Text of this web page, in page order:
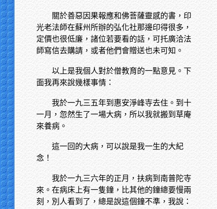
關於善惡因果報應和佛菩薩靈感的書，印
光老法師在蘇州所辦的弘化社那邊印得很多，
定價也很低廉，諸位若要看的話，可托廣洽法
師寫信去購請，或者他們會贈送也未可知。
以上是我個人對於僧教育的一點意見。下
面我再來說幾樣事情：
我於一九三五年到惠安淨峰寺去住。到十
一月，忽然生了一場大病，所以我就搬到草庵
來養病。
這一回的大病，可以說是我一生的大紀
念！
我於一九三六年的正月，扶病到南普陀寺
來。在病床上有一隻鐘，比其他的鐘總要慢兩
刻，別人看到了，總是說這個鐘不準，我說：